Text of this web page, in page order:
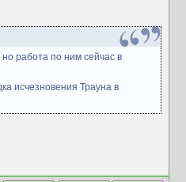
работа по ним сейчас в
исчезновения Трауна в